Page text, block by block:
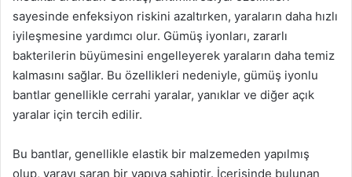
sayesinde enfeksiyon riskini azaltırken, yaraların daha hızlı
iyileşmesine yardımcı olur. Gümüş iyonları, zararlı
bakterilerin büyümesini engelleyerek yaraların daha temiz
kalmasını sağlar. Bu özellikleri nedeniyle, gümüş iyonlu
bantlar genellikle cerrahi yaralar, yanıklar ve diğer açık
yaralar için tercih edilir.
Bu bantlar, genellikle elastik bir malzemeden yapılmış
olup, yarayı saran bir yapıya sahiptir. İçerisinde bulunan